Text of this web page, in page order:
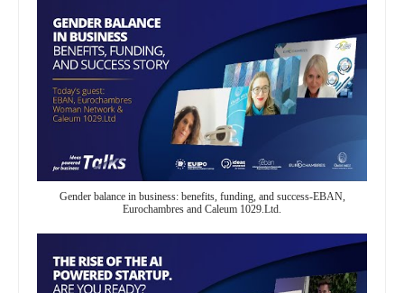
Gender balance in business: benefits, funding, and success-EBAN,
Eurochambres and Caleum 1029.Ltd.